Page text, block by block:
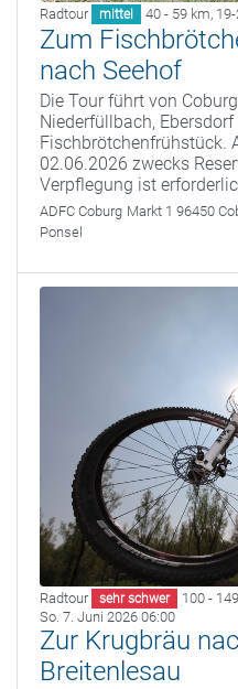
Radtour mittel 40 - 59 km,
Zum
nach Seehof
Die Tour führt von
Niederfüllbach,
Fischbrötchenfrühstück.
02.06.2026 zwecks
Verpflegung ist
ADFC Coburg Markt 1 96450
Ponsel
Radtour sehr schwer 100 -
So. 7. Juni 2026 06:00
Zur Krugbräu
Breitenlesau